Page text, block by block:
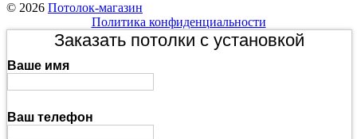
© 2026 Потолок-магазин
Политика конфиденциальности
Заказать потолки с установкой
Ваше имя
Ваш телефон